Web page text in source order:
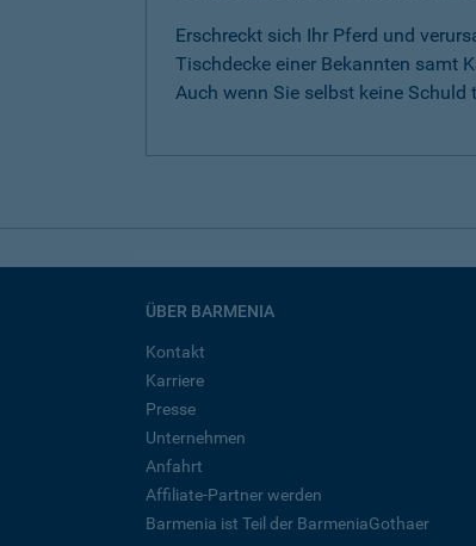
Erschreckt sich Ihr Pferd und
Tischdecke einer Bekannten samt
Auch wenn Sie selbst keine Schuld
ÜBER BARMENIA
Kontakt
Karriere
Presse
Unternehmen
Anfahrt
Affiliate-Partner werden
Barmenia ist Teil der BarmeniaGothaer